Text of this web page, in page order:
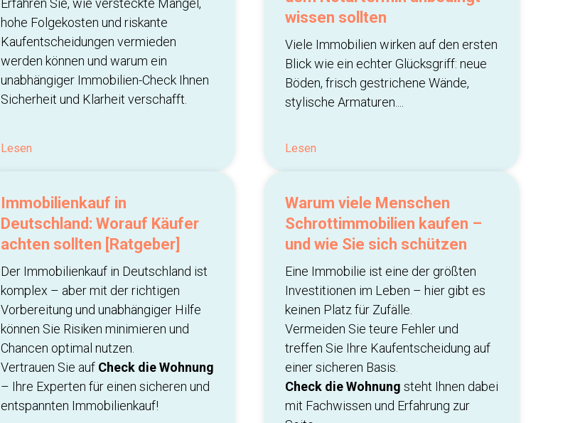
Erfahren Sie, wie versteckte Mängel,
hohe Folgekosten und riskante
Kaufentscheidungen vermieden
werden können und warum ein
unabhängiger Immobilien-Check Ihnen
Sicherheit und Klarheit verschafft.
Lesen
wissen sollten
Viele Immobilien wirken auf den ersten
Blick wie ein echter Glücksgriff: neue
Böden, frisch gestrichene Wände,
stylische Armaturen....
Lesen
Immobilienkauf in
Deutschland: Worauf Käufer
achten sollten [Ratgeber]
Der Immobilienkauf in Deutschland ist
komplex – aber mit der richtigen
Vorbereitung und unabhängiger Hilfe
können Sie Risiken minimieren und
Chancen optimal nutzen.
Vertrauen Sie auf Check die Wohnung
– Ihre Experten für einen sicheren und
entspannten Immobilienkauf!
Warum viele Menschen
Schrottimmobilien kaufen –
und wie Sie sich schützen
Eine Immobilie ist eine der größten
Investitionen im Leben – hier gibt es
keinen Platz für Zufälle.
Vermeiden Sie teure Fehler und
treffen Sie Ihre Kaufentscheidung auf
einer sicheren Basis.
Check die Wohnung steht Ihnen dabei
mit Fachwissen und Erfahrung zur